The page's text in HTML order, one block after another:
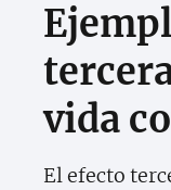
vida
El efecto